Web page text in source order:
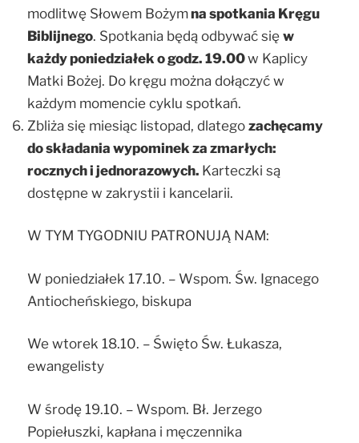
modlitwę Słowem Bożymna spotkania Kręgu
Biblijnego. Spotkania będą odbywać się w
każdy poniedziałek o godz. 19.00w Kaplicy
Matki Bożej. Do kręgu można dołączyć w
każdym momencie cyklu spotkań.
Zbliża się miesiąc listopad, dlatego zachęcamy
do składania wypominek za zmarłych:
rocznych i jednorazowych. Karteczki są
dostępne w zakrystii i kancelarii.
W TYM TYGODNIU PATRONUJĄ NAM:
W poniedziałek 17.10. – Wspom. Św. Ignacego
Antiocheńskiego, biskupa
We wtorek 18.10. – Święto Św. Łukasza,
ewangelisty
W środę 19.10. – Wspom. Bł. Jerzego
Popiełuszki, kapłana i męczennika